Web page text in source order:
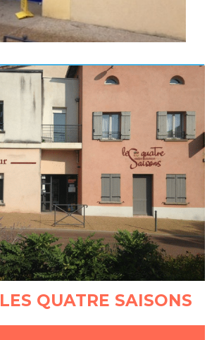
LES QUATRE SAISONS